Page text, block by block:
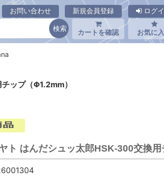
お問い合わせ 新規会員登録 ログ
カートを確認 お気に
ップ（Φ1.2mm）
ト はんだシュッ太郎HSK-300交換